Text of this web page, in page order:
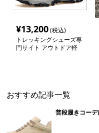
¥13,200(税込)
トレッキングシューズ専
門サイト アウトドア軽
おすすめ記事一覧
普段履きコー